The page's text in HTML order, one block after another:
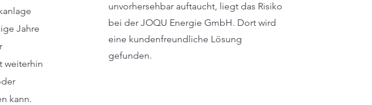
Jahre
weiterhin
kann.
unvorhersehbar auftaucht, liegt das Risiko
bei der JOQU Energie GmbH. Dort wird
eine kundenfreundliche Lösung
gefunden.